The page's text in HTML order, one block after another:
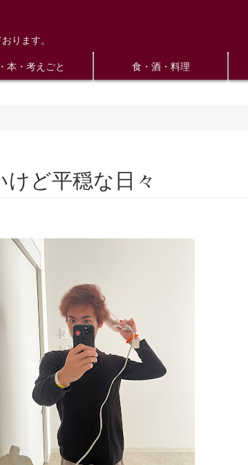
ります。
本・考えごと 食・酒・料理
けど平穏な日々